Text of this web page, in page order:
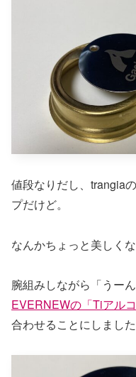
値段なりだし、trangia
プだけど。
なんかちょっと美しくな
腕組みしながら「うー
EVERNEWの「Tiアル
合わせることにしました